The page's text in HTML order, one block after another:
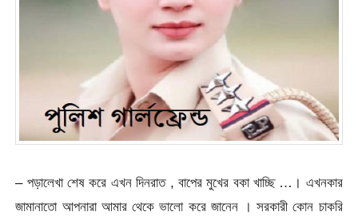
– পড়ালেখা শেষ করে এখন দিনরাত , বাপের মুখের বকা খাচ্ছি …। এখনকার
জামানাতো আপনারা আমার থেকে ভালো করে জানেন । সরকারী কোন চাকরি